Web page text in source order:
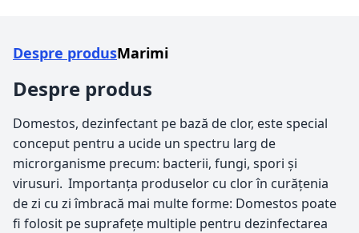
Despre produsMarimi
Despre produs
Domestos, dezinfectant pe bază de clor, este special
conceput pentru a ucide un spectru larg de
microrganisme precum: bacterii, fungi, spori și
virusuri. Importanța produselor cu clor în curățenia
de zi cu zi îmbracă mai multe forme: Domestos poate
fi folosit pe suprafețe multiple pentru dezinfectarea